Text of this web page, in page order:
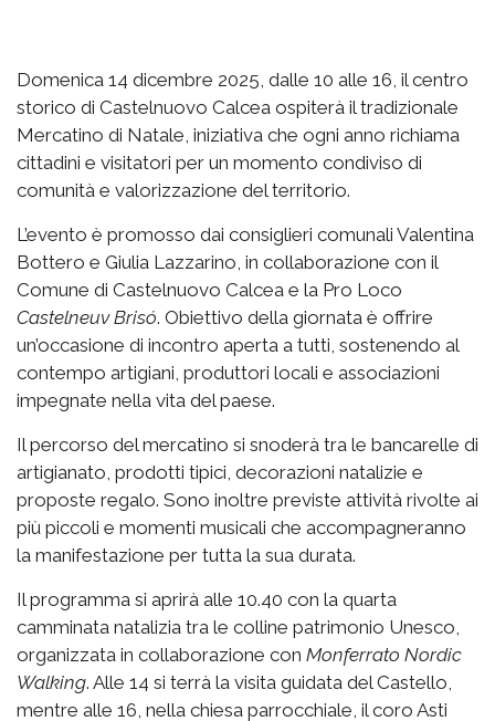
Domenica 14 dicembre 2025, dalle 10 alle 16, il centro
storico di Castelnuovo Calcea ospiterà il tradizionale
Mercatino di Natale, iniziativa che ogni anno richiama
cittadini e visitatori per un momento condiviso di
comunità e valorizzazione del territorio.
L’evento è promosso dai consiglieri comunali Valentina
Bottero e Giulia Lazzarino, in collaborazione con il
Comune di Castelnuovo Calcea e la Pro Loco
Castelneuv Brisó. Obiettivo della giornata è offrire
un’occasione di incontro aperta a tutti, sostenendo al
contempo artigiani, produttori locali e associazioni
impegnate nella vita del paese.
Il percorso del mercatino si snoderà tra le bancarelle di
artigianato, prodotti tipici, decorazioni natalizie e
proposte regalo. Sono inoltre previste attività rivolte ai
più piccoli e momenti musicali che accompagneranno
la manifestazione per tutta la sua durata.
Il programma si aprirà alle 10.40 con la quarta
camminata natalizia tra le colline patrimonio Unesco,
organizzata in collaborazione con Monferrato Nordic
Walking. Alle 14 si terrà la visita guidata del Castello,
mentre alle 16, nella chiesa parrocchiale, il coro Asti